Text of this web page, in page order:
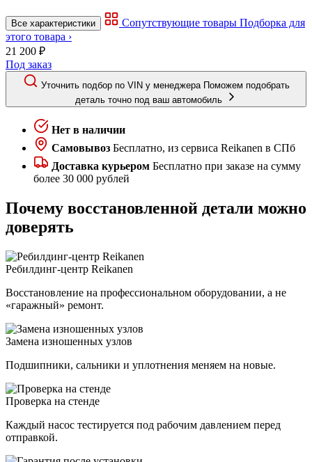
Все характеристики Сопутствующие товары Подборка для
этого товара ›
21 200 ₽
Под заказ
Уточнить подбор по VIN у менеджера Поможем подобрать
деталь точно под ваш автомобиль
Нет в наличии
Самовывоз Бесплатно, из сервиса Reikanen в СПб
Доставка курьером Бесплатно при заказе на сумму
более 30 000 рублей
Почему восстановленной детали можно
доверять
Ребилдинг-центр Reikanen
Восстановление на профессиональном оборудовании, а не
«гаражный» ремонт.
Замена изношенных узлов
Подшипники, сальники и уплотнения меняем на новые.
Проверка на стенде
Каждый насос тестируется под рабочим давлением перед
отправкой.